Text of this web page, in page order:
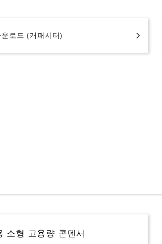
로드 (캐패시터)
소형 고용량 콘덴서